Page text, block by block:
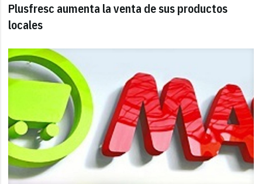
Plusfresc aumenta la venta de sus productos
locales